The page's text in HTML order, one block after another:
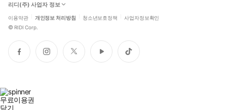
리디(주) 사업자 정보
이용약관 개인정보 처리방침 청소년보호정책 사업자정보확인
© RIDI Corp.
페
이
인
스
트
위
유
튜
틱
톡
무료이용권
닫기